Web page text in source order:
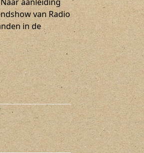
van Radio
in de